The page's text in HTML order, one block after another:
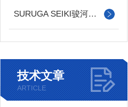
SURUGA SEIKI骏河精机
技术文章
ARTICLE